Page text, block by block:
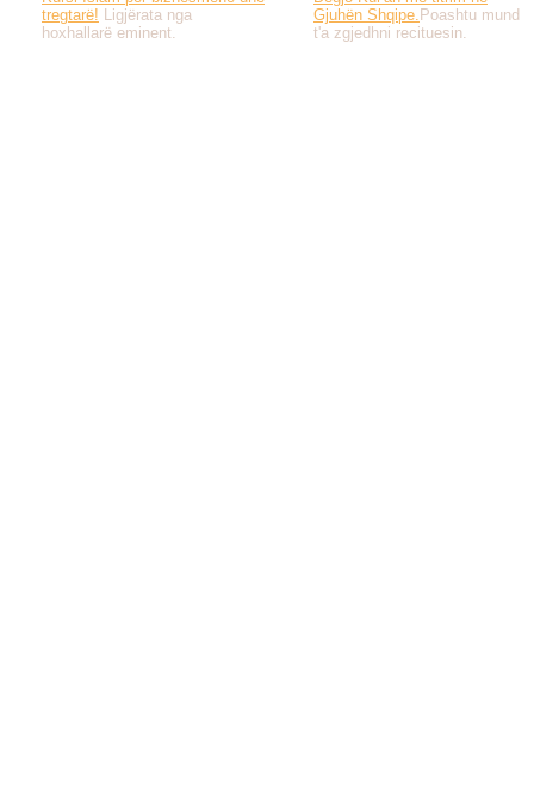
tregtarë! Ligjërata nga
hoxhallarë eminent.
Gjuhën Shqipe. Poashtu mund
t'a zgjedhni recituesin.